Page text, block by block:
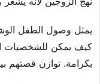
يمثل وصول الطفل
كيف يمكن للشخصيات
بكرامة. توازن قصتهم